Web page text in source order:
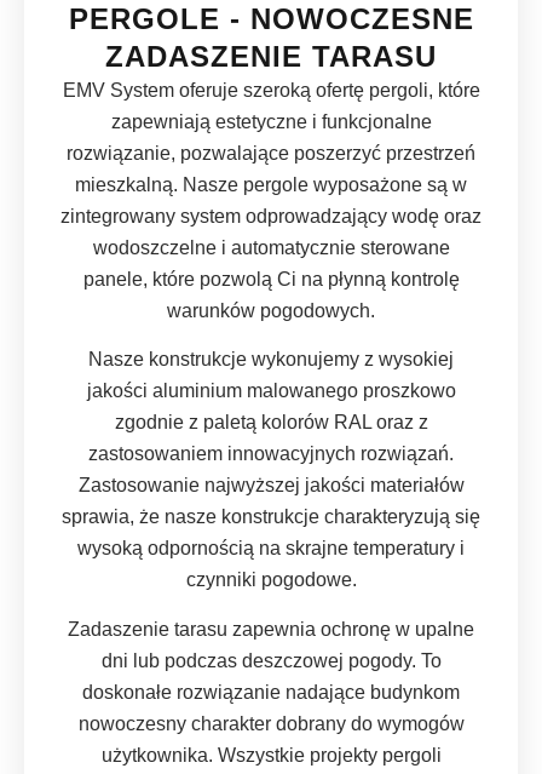
PERGOLE - NOWOCZESNE
ZADASZENIE TARASU
EMV System oferuje szeroką ofertę pergoli, które
zapewniają estetyczne i funkcjonalne
rozwiązanie, pozwalające poszerzyć przestrzeń
mieszkalną. Nasze pergole wyposażone są w
zintegrowany system odprowadzający wodę oraz
wodoszczelne i automatycznie sterowane
panele, które pozwolą Ci na płynną kontrolę
warunków pogodowych.
Nasze konstrukcje wykonujemy z wysokiej
jakości aluminium malowanego proszkowo
zgodnie z paletą kolorów RAL oraz z
zastosowaniem innowacyjnych rozwiązań.
Zastosowanie najwyższej jakości materiałów
sprawia, że nasze konstrukcje charakteryzują się
wysoką odpornością na skrajne temperatury i
czynniki pogodowe.
Zadaszenie tarasu zapewnia ochronę w upalne
dni lub podczas deszczowej pogody. To
doskonałe rozwiązanie nadające budynkom
nowoczesny charakter dobrany do wymogów
użytkownika. Wszystkie projekty pergoli